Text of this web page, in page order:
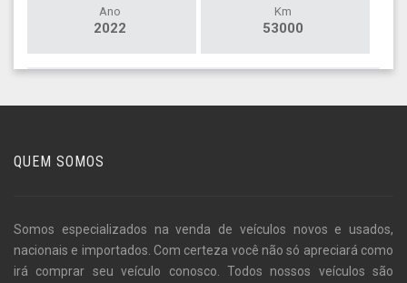
Ano
2022
Km
53000
QUEM SOMOS
Somos especializados na venda de veículos novos e usados,
nacionais e importados. Com certeza você não só apreciará como
irá comprar seu veículo conosco. Todos nossos veículos são